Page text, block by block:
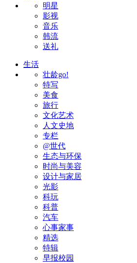
明星
影视
音乐
韩流
送礼
生活
壮龄go!
特写
美食
旅行
文化艺术
人文史地
专栏
@世代
生态与环保
时尚与美容
设计与家居
光影
科玩
科普
汽车
心事家事
精选
特辑
早报校园